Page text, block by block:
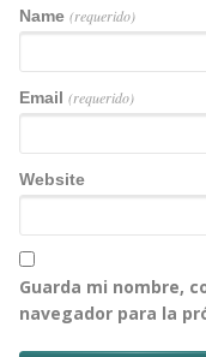
Name (requerido)
Email (requerido)
Website
Guarda mi nombre,
navegador para la